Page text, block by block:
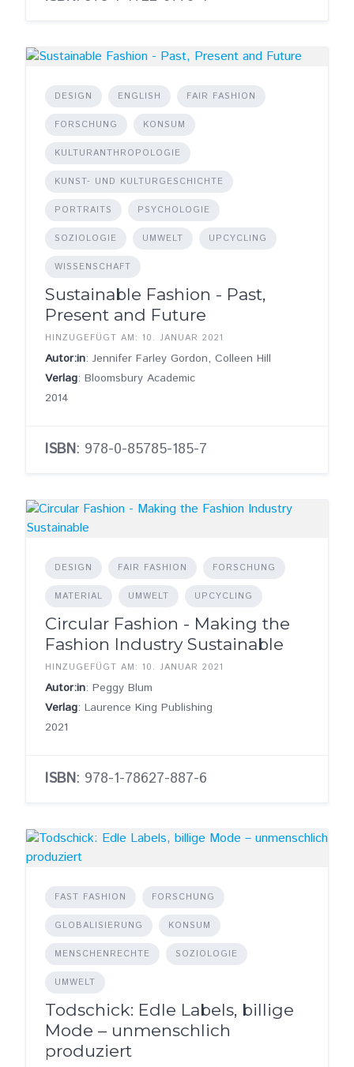
DESIGN ENGLISH FAIR FASHION
FORSCHUNG KONSUM
KULTURANTHROPOLOGIE
KUNST- UND KULTURGESCHICHTE
PORTRAITS PSYCHOLOGIE
SOZIOLOGIE UMWELT UPCYCLING
WISSENSCHAFT
Sustainable Fashion - Past,
Present and Future
HINZUGEFÜGT AM: 10. JANUAR 2021
Autor:in: Jennifer Farley Gordon, Colleen Hill
Verlag: Bloomsbury Academic
2014
ISBN: 978-0-85785-185-7
DESIGN FAIR FASHION FORSCHUNG
MATERIAL UMWELT UPCYCLING
Circular Fashion - Making the
Fashion Industry Sustainable
HINZUGEFÜGT AM: 10. JANUAR 2021
Autor:in: Peggy Blum
Verlag: Laurence King Publishing
2021
ISBN: 978-1-78627-887-6
FAST FASHION FORSCHUNG
GLOBALISIERUNG KONSUM
MENSCHENRECHTE SOZIOLOGIE
UMWELT
Todschick: Edle Labels, billige
Mode – unmenschlich
produziert